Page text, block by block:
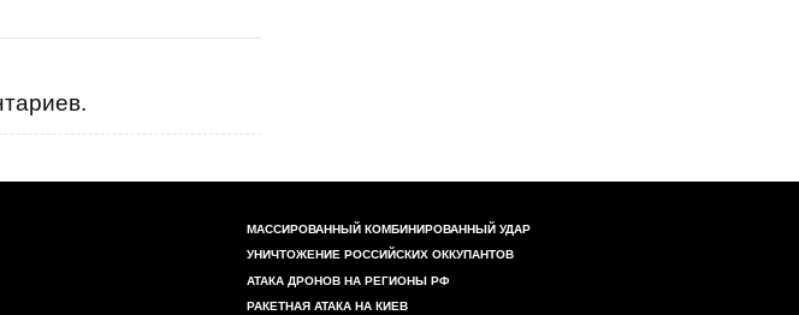
МАССИРОВАННЫЙ КОМБИНИРОВАННЫЙ УДАР
УНИЧТОЖЕНИЕ РОССИЙСКИХ ОККУПАНТОВ
АТАКА ДРОНОВ НА РЕГИОНЫ РФ
РАКЕТНАЯ АТАКА НА КИЕВ